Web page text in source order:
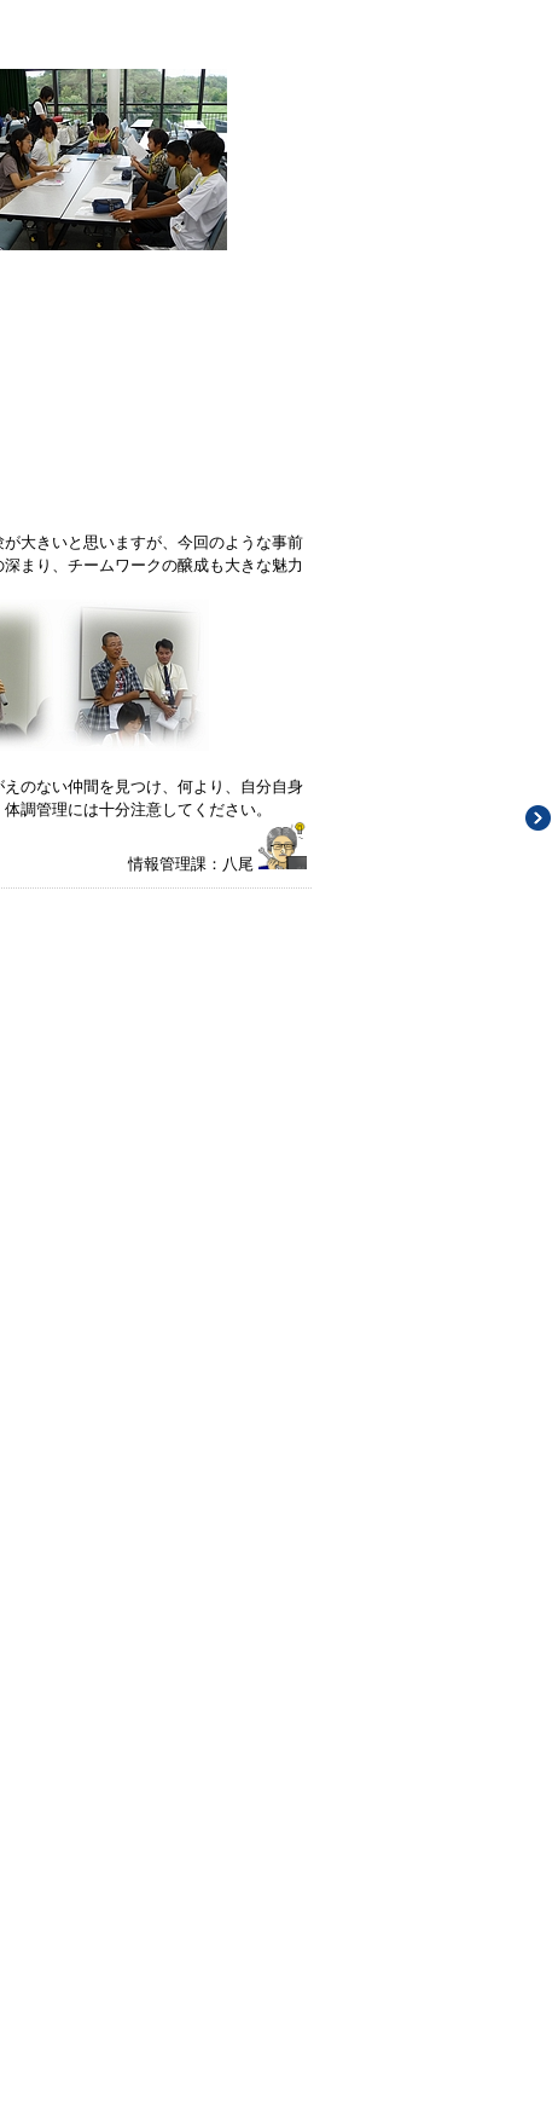
大きいと思いますが、今回のような事前
まり、チームワークの醸成も大きな魅力
のない仲間を見つけ、何より、自分自身
管理には十分注意してください。
情報管理課：八尾